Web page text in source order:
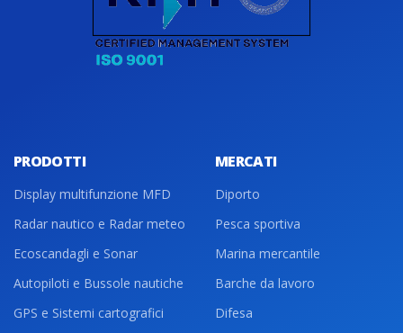
PRODOTTI
Display multifunzione MFD
Radar nautico e Radar meteo
Ecoscandagli e Sonar
Autopiloti e Bussole nautiche
GPS e Sistemi cartografici
MERCATI
Diporto
Pesca sportiva
Marina mercantile
Barche da lavoro
Difesa